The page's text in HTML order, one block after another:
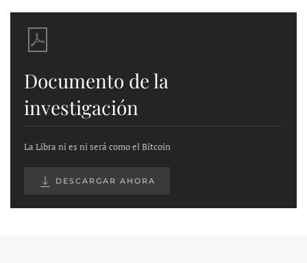
Documento de la
investigación
La Libra ni es ni será como el Bitcoin
DESCARGAR AHORA